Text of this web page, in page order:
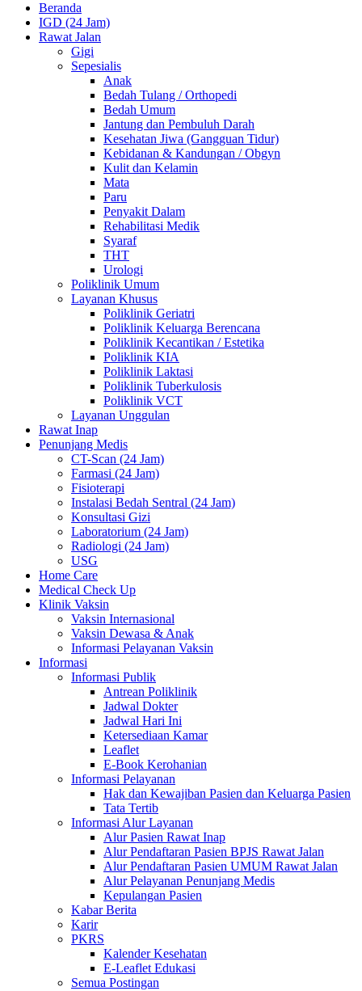
Beranda
IGD (24 Jam)
Rawat Jalan
Gigi
Sepesialis
Anak
Bedah Tulang / Orthopedi
Bedah Umum
Jantung dan Pembuluh Darah
Kesehatan Jiwa (Gangguan Tidur)
Kebidanan & Kandungan / Obgyn
Kulit dan Kelamin
Mata
Paru
Penyakit Dalam
Rehabilitasi Medik
Syaraf
THT
Urologi
Poliklinik Umum
Layanan Khusus
Poliklinik Geriatri
Poliklinik Keluarga Berencana
Poliklinik Kecantikan / Estetika
Poliklinik KIA
Poliklinik Laktasi
Poliklinik Tuberkulosis
Poliklinik VCT
Layanan Unggulan
Rawat Inap
Penunjang Medis
CT-Scan (24 Jam)
Farmasi (24 Jam)
Fisioterapi
Instalasi Bedah Sentral (24 Jam)
Konsultasi Gizi
Laboratorium (24 Jam)
Radiologi (24 Jam)
USG
Home Care
Medical Check Up
Klinik Vaksin
Vaksin Internasional
Vaksin Dewasa & Anak
Informasi Pelayanan Vaksin
Informasi
Informasi Publik
Antrean Poliklinik
Jadwal Dokter
Jadwal Hari Ini
Ketersediaan Kamar
Leaflet
E-Book Kerohanian
Informasi Pelayanan
Hak dan Kewajiban Pasien dan Keluarga Pasien
Tata Tertib
Informasi Alur Layanan
Alur Pasien Rawat Inap
Alur Pendaftaran Pasien BPJS Rawat Jalan
Alur Pendaftaran Pasien UMUM Rawat Jalan
Alur Pelayanan Penunjang Medis
Kepulangan Pasien
Kabar Berita
Karir
PKRS
Kalender Kesehatan
E-Leaflet Edukasi
Semua Postingan